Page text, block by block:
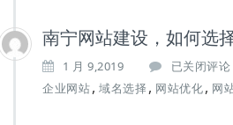
南宁网站建设，如何选
1 月 9,2019
南
宁
网
已关闭评论
企业网站, 域名选择 , 网站优化, 网